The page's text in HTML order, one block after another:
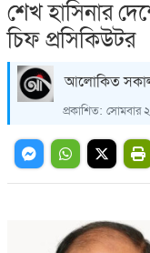
শেখ হাসিনার
চিফ প্রসিকিউটর
আলোকিত
প্রকাশিত: সোমবার